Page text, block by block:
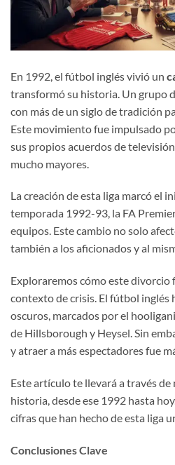
En 1992, el fútbol inglés vivió un
transformó su historia. Un grupo
con más de un siglo de tradición
Este movimiento fue impulsado
sus propios acuerdos de
mucho mayores.
La creación de esta liga marcó el
temporada 1992-93, la FA
equipos. Este cambio no solo
también a los aficionados y al
Exploraremos cómo este
contexto de crisis. El fútbol inglés
oscuros, marcados por el
de Hillsborough y Heysel. Sin
y atraer a más espectadores fue
Este artículo te llevará a través de
historia, desde ese 1992 hasta
cifras que han hecho de esta liga
Conclusiones Clave